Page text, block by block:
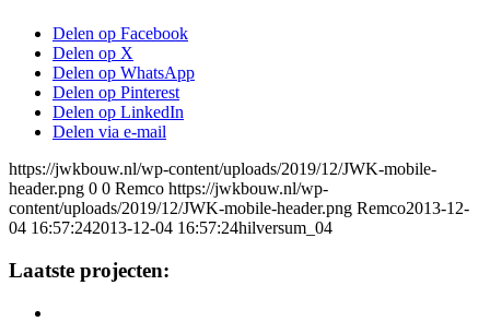
Delen op Facebook
Delen op X
Delen op WhatsApp
Delen op Pinterest
Delen op LinkedIn
Delen via e-mail
https://jwkbouw.nl/wp-content/uploads/2019/12/JWK-mobile-
header.png 0 0 Remco https://jwkbouw.nl/wp-
content/uploads/2019/12/JWK-mobile-header.png Remco2013-12-
04 16:57:242013-12-04 16:57:24hilversum_04
Laatste projecten: